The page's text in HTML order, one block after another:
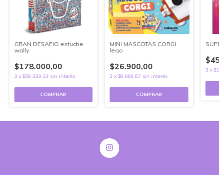
GRAN DESAFIO estuche
wally
$178.000,00
3 x$59.333,33 sin interés
MINI MASCOTAS CORGI
lego
$26.900,00
3 x$8.966,67 sin interés
3 x